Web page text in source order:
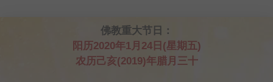
佛教重大节日：
阳历2020年1月24日(星期五)
农历己亥(2019)年腊月三十